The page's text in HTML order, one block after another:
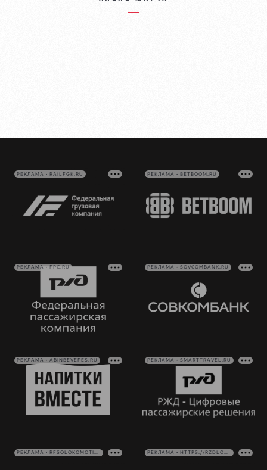
РЕКЛАМА • RAILFGK.RU РЕКЛАМА • BETBOOM.RU
РЕКЛАМА • FPC.RU РЕКЛАМА • SOVCOMBANK.RU
РЕКЛАМА • ABINBEVEFES.RU РЕКЛАМА • SMARTTRAVEL.RU
РЕКЛАМА • RFSOLOKOMOTIV.RU РЕКЛАМА • HTTPS://RZDLOG.RU/